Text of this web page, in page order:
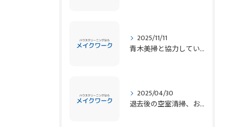
2025/11/11
青木美掃と協力しています！ 弊社協力会社 ビルメンテナンスなど
2025/04/30
退去後の空室清掃、お任せください！